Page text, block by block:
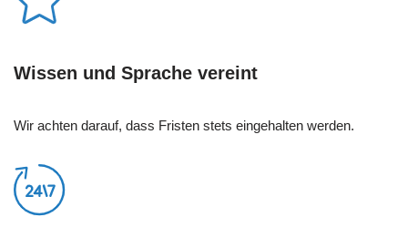
Wissen und Sprache vereint
Wir achten darauf, dass Fristen stets eingehalten werden.